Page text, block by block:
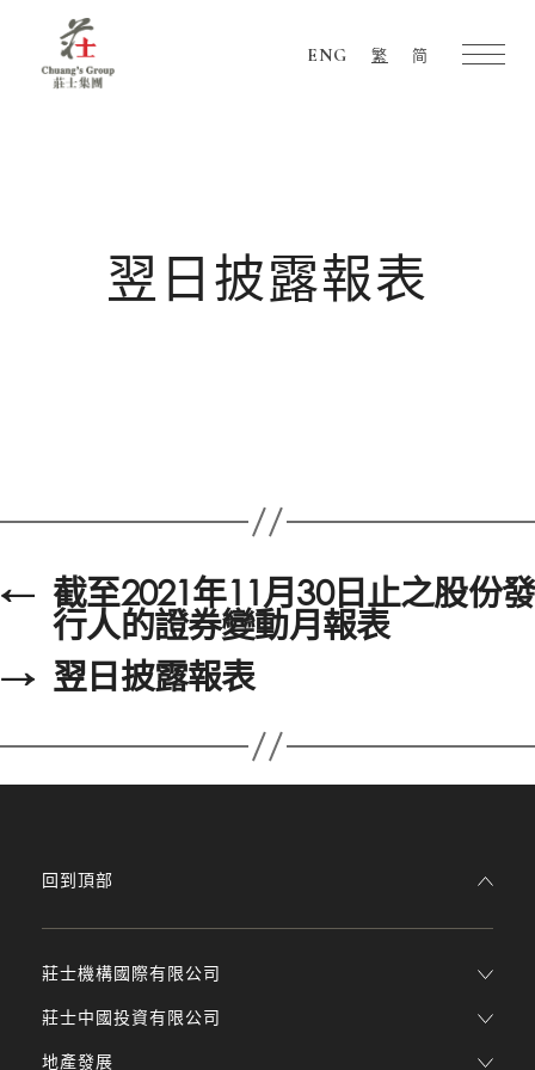
ENG 繁 简
翌日披露報表
← 截至2021年11月30日止之股份發
行人的證券變動月報表
→ 翌日披露報表
莊士機構國際有限公司
莊士中國投資有限公司
地產發展
回到頂部